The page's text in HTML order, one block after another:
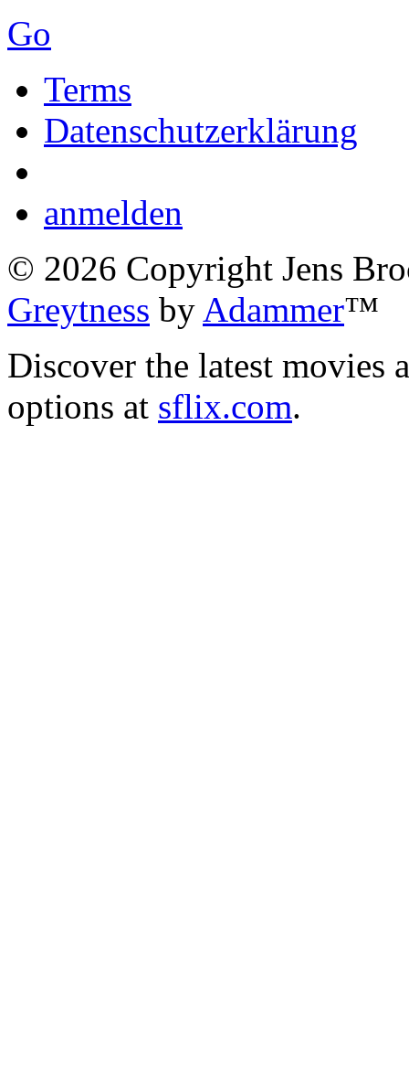
Go
Terms
Datenschutzerklärung
anmelden
© 2026 Copyright Jens
Greytness by Adammer™
Discover the latest movies
options at sflix.com.